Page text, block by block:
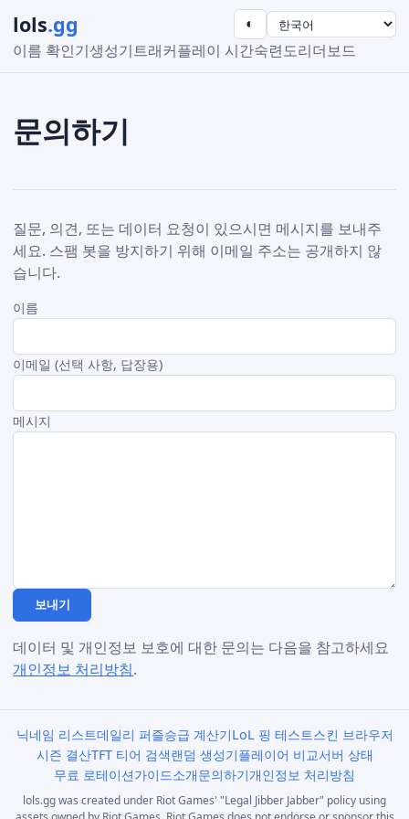
lols.gg
이름 확인기생성기트래커플레이 시간숙련도리더보드
◐
문의하기
질문, 의견, 또는 데이터 요청이 있으시면 메시지를 보내주
세요. 스팸 봇을 방지하기 위해 이메일 주소는 공개하지 않
습니다.
이름
이메일 (선택 사항, 답장용)
메시지
보내기
데이터 및 개인정보 보호에 대한 문의는 다음을 참고하세요
개인정보 처리방침.
닉네임 리스트데일리 퍼즐승급 계산기LoL 핑 테스트스킨 브라우저
시즌 결산TFT 티어 검색랜덤 생성기플레이어 비교서버 상태
무료 로테이션가이드소개문의하기개인정보 처리방침
lols.gg was created under Riot Games' "Legal Jibber Jabber" policy using